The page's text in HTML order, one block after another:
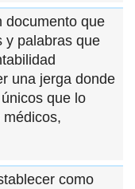
documento que
y palabras que
una jerga donde
que lo
como